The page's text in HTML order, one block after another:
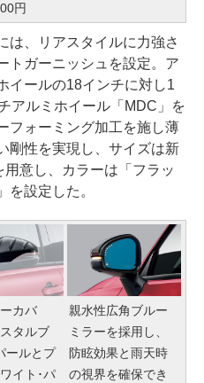
円
、リアスタイルに力強さ
トガーニッシュを設定。ア
イールの18インチに対し1
アルミホイール「MDC」を
フォーミング加工を施し薄
剛性を実現し、サイズは新
意し、カラーは「フラッ
を設定した。
カバ
タルブ
ールとプ
イト･パ
親水性広角ブルー
ミラーを採用し、
防眩効果と雨天時
の視界を確保でき